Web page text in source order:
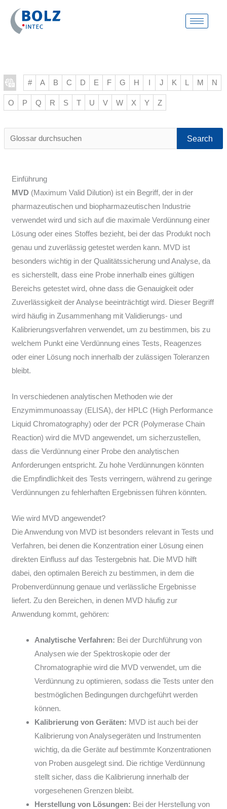
Inhalt
springen
# A B C D E F G H I J K L M N
O P Q R S T U V W X Y Z
Glossar
durchsuchen
Einführung
MVD (Maximum Valid Dilution) ist ein Begriff, der in der
pharmazeutischen und biopharmazeutischen Industrie
verwendet wird und sich auf die maximale Verdünnung einer
Lösung oder eines Stoffes bezieht, bei der das Produkt noch
genau und zuverlässig getestet werden kann. MVD ist
besonders wichtig in der Qualitätssicherung und Analyse, da
es sicherstellt, dass eine Probe innerhalb eines gültigen
Bereichs getestet wird, ohne dass die Genauigkeit oder
Zuverlässigkeit der Analyse beeinträchtigt wird. Dieser Begriff
wird häufig in Zusammenhang mit Validierungs- und
Kalibrierungsverfahren verwendet, um zu bestimmen, bis zu
welchem Punkt eine Verdünnung eines Tests, Reagenzes
oder einer Lösung noch innerhalb der zulässigen Toleranzen
bleibt.
In verschiedenen analytischen Methoden wie der
Enzymimmunoassay (ELISA), der HPLC (High Performance
Liquid Chromatography) oder der PCR (Polymerase Chain
Reaction) wird die MVD angewendet, um sicherzustellen,
dass die Verdünnung einer Probe den analytischen
Anforderungen entspricht. Zu hohe Verdünnungen könnten
die Empfindlichkeit des Tests verringern, während zu geringe
Verdünnungen zu fehlerhaften Ergebnissen führen könnten.
Wie wird MVD angewendet?
Die Anwendung von MVD ist besonders relevant in Tests und
Verfahren, bei denen die Konzentration einer Lösung einen
direkten Einfluss auf das Testergebnis hat. Die MVD hilft
dabei, den optimalen Bereich zu bestimmen, in dem die
Probenverdünnung genaue und verlässliche Ergebnisse
liefert. Zu den Bereichen, in denen MVD häufig zur
Anwendung kommt, gehören:
Analytische Verfahren: Bei der Durchführung von
Analysen wie der Spektroskopie oder der
Chromatographie wird die MVD verwendet, um die
Verdünnung zu optimieren, sodass die Tests unter den
bestmöglichen Bedingungen durchgeführt werden
können.
Kalibrierung von Geräten: MVD ist auch bei der
Kalibrierung von Analysegeräten und Instrumenten
wichtig, da die Geräte auf bestimmte Konzentrationen
von Proben ausgelegt sind. Die richtige Verdünnung
stellt sicher, dass die Kalibrierung innerhalb der
vorgesehenen Grenzen bleibt.
Herstellung von Lösungen: Bei der Herstellung von